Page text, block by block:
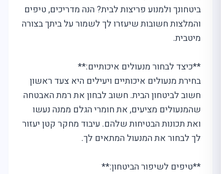
ביטחונך ולמנוע פריצות לבית? הנה מדריכים, טיפים
והמלצות חשובות שיעזרו לך לשמור על ביתך בצורה
מיטבית.
**כיצד לבחור מנעולים איכותיים:**
בחירת מנעולים איכותיים ויעילים היא צעד ראשון
חשוב לביטחון הבית. חשוב לבחון את רמת האבטחה
שהמנעולים מציעים, את חומרי הגלם ממנה נעשו
ואת תכונות הבטיחות שלהם. עיבוד מחקר קטן יעזור
לך לבחור את המנעול המתאים לך.
**טיפים לשיפור הביטחון:**